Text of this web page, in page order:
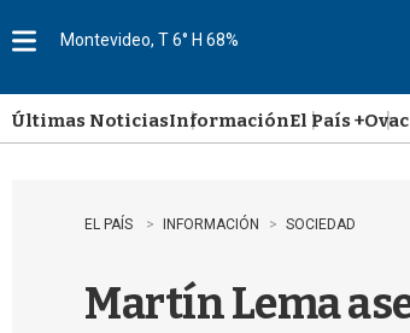
u
Montevideo, T 6° H 68%
Últimas NoticiasInformaciónEl País +
EL PAÍS INFORMACIÓN SOCIEDAD
Martín Lema